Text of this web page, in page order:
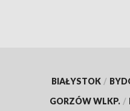
BIAŁYSTOK /
GORZÓW WLKP. /